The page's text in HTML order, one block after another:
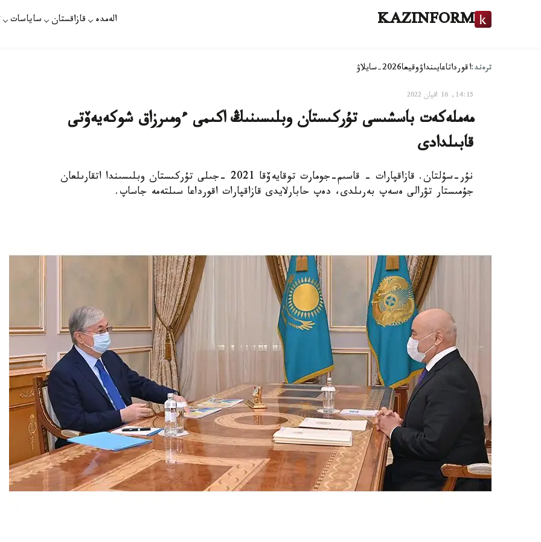
KAZINFORM الەمدە قازاقستان ساياسات
ترەند:اقورداتاعايىنداۋوقيعا2026-سايلاۋ
14:15, 16 اقپان 2022
مەملەكەت باسشىسى تۇركىستان وبلىسىنىڭ اكىمى ءومىرزاق شوكەيەۆتى
قابىلدادى
نۇر-سۇلتان. قازاقپارات - قاسىم-جومارت توقايەۆقا 2021 -جىلى تۇركىستان وبلىسىندا اتقارىلعان
جۇمىستار تۋرالى ەسەپ بەرىلدى، دەپ حابارلايدى قازاقپارات اقورداعا سىلتەمە جاساپ.